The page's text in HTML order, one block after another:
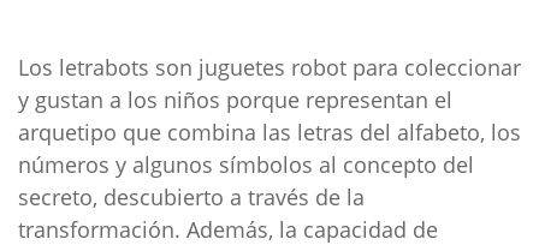
Los letrabots son juguetes robot para coleccionar
y gustan a los niños porque representan el
arquetipo que combina las letras del alfabeto, los
números y algunos símbolos al concepto del
secreto, descubierto a través de la
transformación. Además, la capacidad de